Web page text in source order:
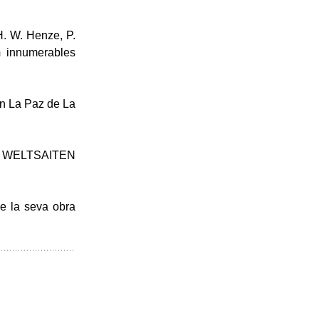
W. Henze, P.
innumerables
La Paz de La
la seva obra